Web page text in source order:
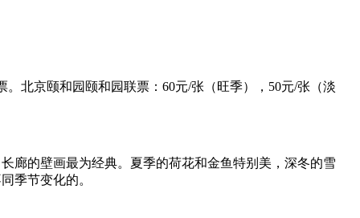
北京颐和园颐和园联票：60元/张（旺季），50元/张（淡
廊的壁画最为经典。夏季的荷花和金鱼特别美，深冬的雪
季节变化的。